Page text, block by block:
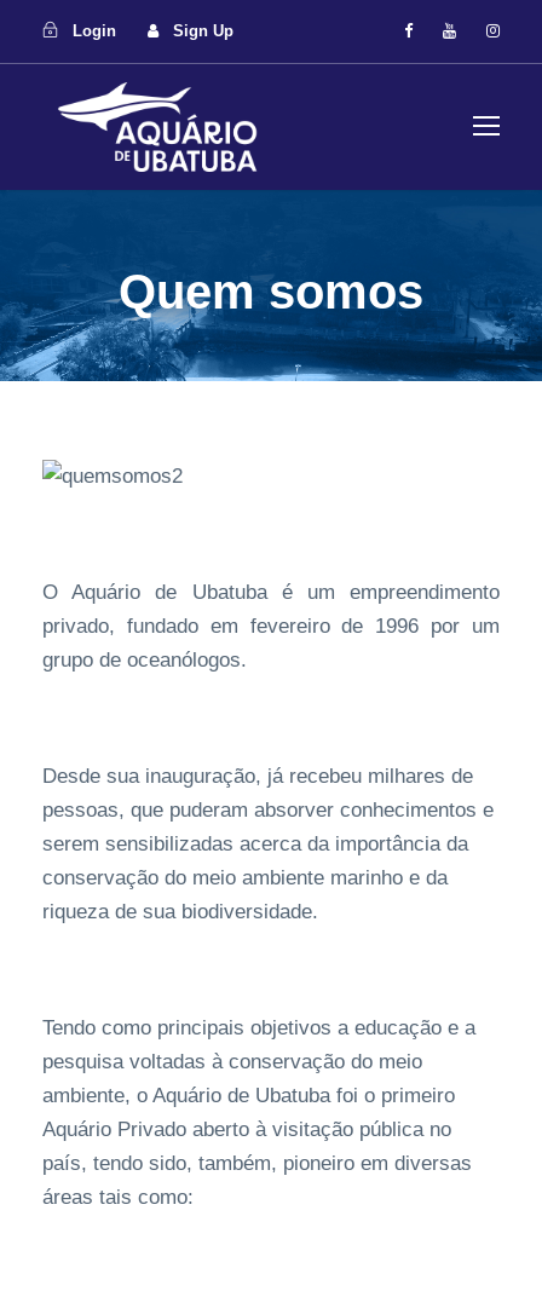
Login Sign Up
Quem somos
O Aquário de Ubatuba é um empreendimento
privado, fundado em fevereiro de 1996 por um
grupo de oceanólogos.
Desde sua inauguração, já recebeu milhares de
pessoas, que puderam absorver conhecimentos e
serem sensibilizadas acerca da importância da
conservação do meio ambiente marinho e da
riqueza de sua biodiversidade.
Tendo como principais objetivos a educação e a
pesquisa voltadas à conservação do meio
ambiente, o Aquário de Ubatuba foi o primeiro
Aquário Privado aberto à visitação pública no
país, tendo sido, também, pioneiro em diversas
áreas tais como: